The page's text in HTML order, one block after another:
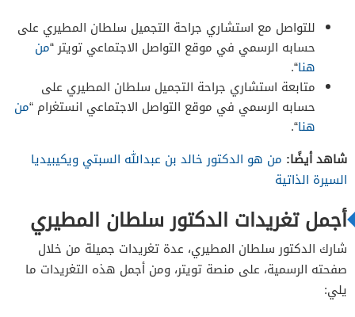
للتواصل مع استشاري جراحة التجميل سلطان المطيري على
حسابه الرسمي في موقع التواصل الاجتماعي تويتر “من
هنا“.
متابعة استشاري جراحة التجميل سلطان المطيري على
حسابه الرسمي في موقع التواصل الاجتماعي انستغرام “من
هنا“.
شاهد أيضًا: من هو الدكتور خالد بن عبدالله السبتي ويكيبيديا
السيرة الذاتية
أجمل تغريدات الدكتور سلطان المطيري
شارك الدكتور سلطان المطيري، عدة تغريدات جميلة من خلال
صفحته الرسمية، على منصة تويتر، ومن أجمل هذه التغريدات ما
يلي: